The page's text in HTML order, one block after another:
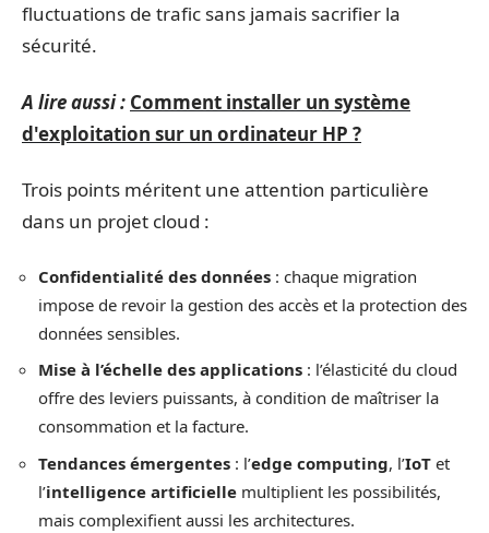
fluctuations de trafic sans jamais sacrifier la
sécurité.
A lire aussi : Comment installer un système
d'exploitation sur un ordinateur HP ?
Trois points méritent une attention particulière
dans un projet cloud :
Confidentialité des données : chaque migration
impose de revoir la gestion des accès et la protection des
données sensibles.
Mise à l’échelle des applications : l’élasticité du cloud
offre des leviers puissants, à condition de maîtriser la
consommation et la facture.
Tendances émergentes : l’edge computing, l’IoT et
l’intelligence artificielle multiplient les possibilités,
mais complexifient aussi les architectures.